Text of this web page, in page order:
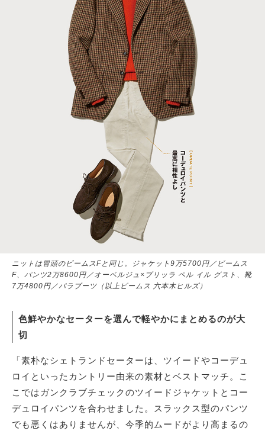
ニットは冒頭のビームスFと同じ。ジャケット9万5700円／ビームス
F、パンツ2万8600円／オーベルジュ×ブリッラ ペル イル グスト、靴
7万4800円／パラブーツ（以上ビームス 六本木ヒルズ）
色鮮やかなセーターを選んで軽やかにまとめるのが大
切
「素朴なシェトランドセーターは、ツイードやコーデュ
ロイといったカントリー由来の素材とベストマッチ。こ
こではガンクラブチェックのツイードジャケットとコー
デュロイパンツを合わせました。スラックス型のパンツ
でも悪くはありませんが、今季的ムードがより高まるの